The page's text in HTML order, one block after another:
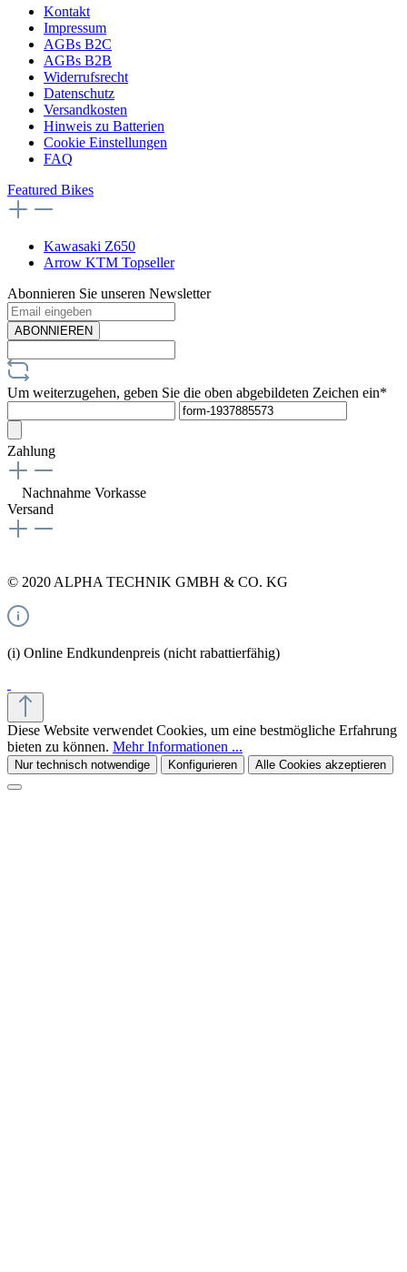
Kontakt
Impressum
AGBs B2C
AGBs B2B
Widerrufsrecht
Datenschutz
Versandkosten
Hinweis zu Batterien
Cookie Einstellungen
FAQ
Featured Bikes
Kawasaki Z650
Arrow KTM Topseller
Abonnieren Sie unseren Newsletter
ABONNIEREN
Um weiterzugehen, geben Sie die oben abgebildeten Zeichen ein*
Zahlung
Nachnahme Vorkasse
Versand
© 2020 ALPHA TECHNIK GMBH & CO. KG
(i) Online Endkundenpreis (nicht rabattierfähig)
Diese Website verwendet Cookies, um eine bestmögliche Erfahrung
bieten zu können. Mehr Informationen ...
Nur technisch notwendige Konfigurieren Alle Cookies akzeptieren